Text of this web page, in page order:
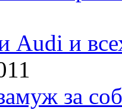
Audi и
за